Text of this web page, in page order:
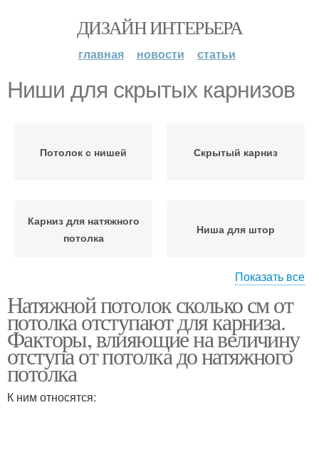
ДИЗАЙН ИНТЕРЬЕРА
главная новости статьи
Ниши для скрытых карнизов
Потолок с нишей Скрытый карниз
Карниз для натяжного
потолка
Ниша для штор
Ниши для штор
Показать все
Натяжной потолок сколько см от
потолка отступают для карниза.
Факторы, влияющие на величину
отступа от потолка до натяжного
потолка
К ним относятся: